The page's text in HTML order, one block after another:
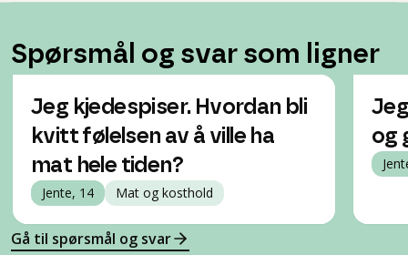
Spørsmål og svar som ligner
Jeg kjedespiser. Hvordan bli
kvitt følelsen av å ville ha
mat hele tiden?
Jente, 14 Mat og kosthold
og
Gå til spørsmål og svar